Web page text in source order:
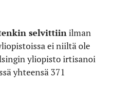
selvittiinilman
ei niiltä ole
yliopisto irtisanoi
yhteensä 371